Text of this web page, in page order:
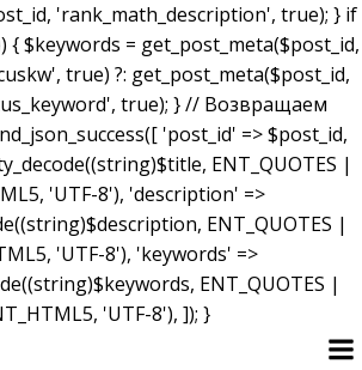
'rank_math_description', true); } if
{ $keywords = get_post_meta($post_id,
true) ?: get_post_meta($post_id,
true); } // Возвращаем
'post_id' => $post_id,
ENT_QUOTES |
'UTF-8'), 'description' =>
ENT_QUOTES |
'UTF-8'), 'keywords' =>
ENT_QUOTES |
'UTF-8'), ]); }